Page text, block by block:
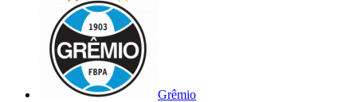
Grêmio